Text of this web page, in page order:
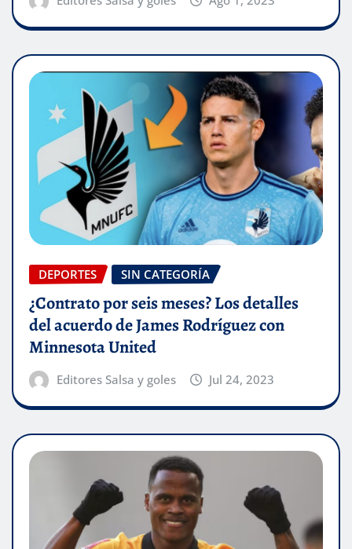
DEPORTES SIN CATEGORÍA
¿Contrato por seis meses? Los detalles
del acuerdo de James Rodríguez con
Minnesota United
Editores Salsa y goles Jul 24, 2023